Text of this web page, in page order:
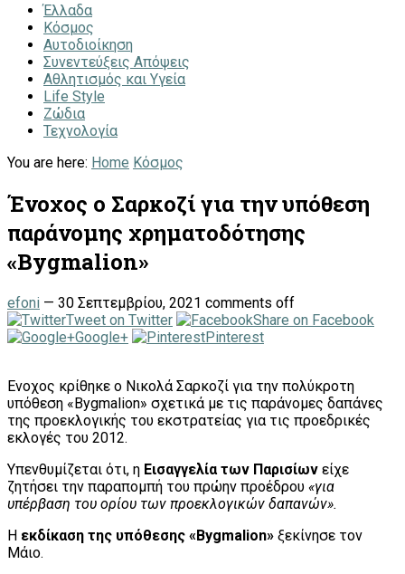
Έλλαδα
Κόσμος
Αυτοδιοίκηση
Συνεντεύξεις Απόψεις
Αθλητισμός και Υγεία
Life Style
Ζώδια
Τεχνολογία
You are here: Home Κόσμος
Ένοχος ο Σαρκοζί για την υπόθεση
παράνομης χρηματοδότησης
«Bygmalion»
efoni — 30 Σεπτεμβρίου, 2021 comments off
Tweet on Twitter
Share on Facebook
Google+
Pinterest
Ενοχος κρίθηκε ο Νικολά Σαρκοζί για την πολύκροτη
υπόθεση «Bygmalion» σχετικά με τις παράνομες δαπάνες
της προεκλογικής του εκστρατείας για τις προεδρικές
εκλογές του 2012.
Υπενθυμίζεται ότι, η Εισαγγελία των Παρισίων είχε
ζητήσει την παραπομπή του πρώην προέδρου «για
υπέρβαση του ορίου των προεκλογικών δαπανών».
H εκδίκαση της υπόθεσης «Bygmalion» ξεκίνησε τον
Μάιο.